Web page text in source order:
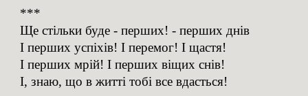
***
Ще стільки буде - перших! - перших днів
І перших успіхів! І перемог! І щастя!
І перших мрій! І перших віщих снів!
І, знаю, що в житті тобі все вдасться!